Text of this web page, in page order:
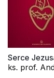
Serce
ks. prof.